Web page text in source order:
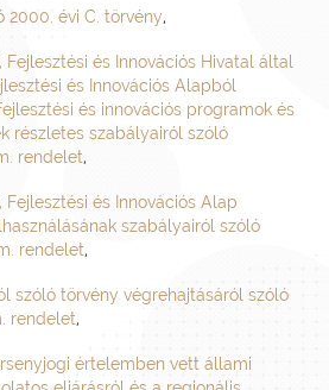
2000. évi C. törvény,
és Innovációs Hivatal által
és Innovációs Alapból
és innovációs programok és
részletes szabályairól szóló
rendelet,
és Innovációs Alap
szabályairól szóló
rendelet,
szóló törvény végrehajtásáról szóló
rendelet,
értelemben vett állami